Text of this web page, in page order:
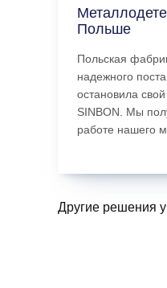
Польше
Польская
надежного
остановила
SINBON. Мы
работе нашего
Другие решения